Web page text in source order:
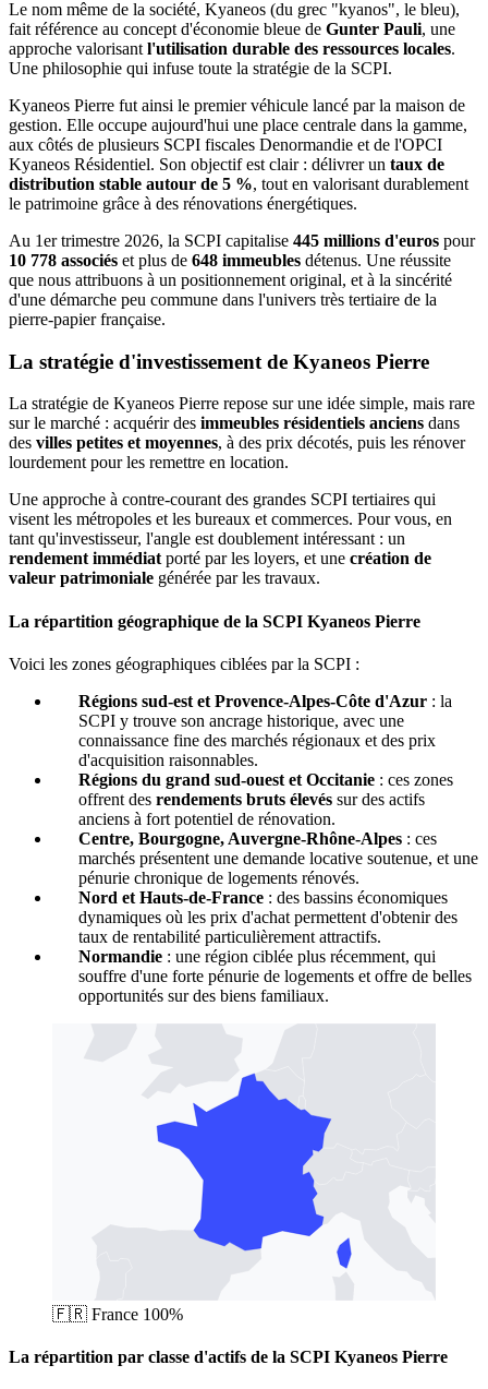
Le nom même de la société, Kyaneos (du grec "kyanos", le bleu),
fait référence au concept d'économie bleue de Gunter Pauli, une
approche valorisant l'utilisation durable des ressources locales.
Une philosophie qui infuse toute la stratégie de la SCPI.
Kyaneos Pierre fut ainsi le premier véhicule lancé par la maison de
gestion. Elle occupe aujourd'hui une place centrale dans la gamme,
aux côtés de plusieurs SCPI fiscales Denormandie et de l'OPCI
Kyaneos Résidentiel. Son objectif est clair : délivrer un taux de
distribution stable autour de 5 %, tout en valorisant durablement
le patrimoine grâce à des rénovations énergétiques.
Au 1er trimestre 2026, la SCPI capitalise 445 millions d'euros pour
10 778 associés et plus de 648 immeubles détenus. Une réussite
que nous attribuons à un positionnement original, et à la sincérité
d'une démarche peu commune dans l'univers très tertiaire de la
pierre-papier française.
La stratégie d'investissement de Kyaneos Pierre
La stratégie de Kyaneos Pierre repose sur une idée simple, mais rare
sur le marché : acquérir des immeubles résidentiels anciens dans
des villes petites et moyennes, à des prix décotés, puis les rénover
lourdement pour les remettre en location.
Une approche à contre-courant des grandes SCPI tertiaires qui
visent les métropoles et les bureaux et commerces. Pour vous, en
tant qu'investisseur, l'angle est doublement intéressant : un
rendement immédiat porté par les loyers, et une création de
valeur patrimoniale générée par les travaux.
La répartition géographique de la SCPI Kyaneos Pierre
Voici les zones géographiques ciblées par la SCPI :
Régions sud-est et Provence-Alpes-Côte d'Azur : la
SCPI y trouve son ancrage historique, avec une
connaissance fine des marchés régionaux et des prix
d'acquisition raisonnables.
Régions du grand sud-ouest et Occitanie : ces zones
offrent des rendements bruts élevés sur des actifs
anciens à fort potentiel de rénovation.
Centre, Bourgogne, Auvergne-Rhône-Alpes : ces
marchés présentent une demande locative soutenue, et une
pénurie chronique de logements rénovés.
Nord et Hauts-de-France : des bassins économiques
dynamiques où les prix d'achat permettent d'obtenir des
taux de rentabilité particulièrement attractifs.
Normandie : une région ciblée plus récemment, qui
souffre d'une forte pénurie de logements et offre de belles
opportunités sur des biens familiaux.
🇫🇷 France 100%
La répartition par classe d'actifs de la SCPI Kyaneos Pierre